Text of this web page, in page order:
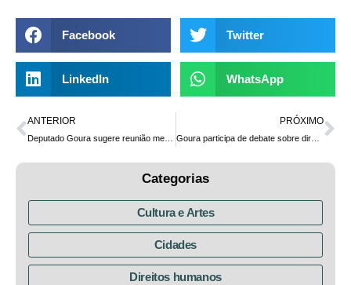
Facebook Twitter
LinkedIn WhatsApp
ANTERIOR
Deputado Goura sugere reunião mensal para tratar da gestão das leis de incentivo à cultura no PR
PRÓXIMO
Goura participa de debate sobre direitos indígenas na UFPR e do lançamento do Projeto Geoindígena do MPPR
Categorias
Cultura e Artes
Cidades
Direitos humanos